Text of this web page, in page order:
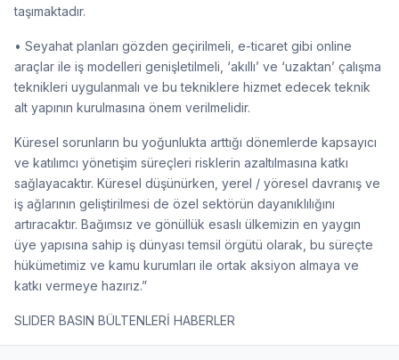
taşımaktadır.
• Seyahat planları gözden geçirilmeli, e-ticaret gibi online
araçlar ile iş modelleri genişletilmeli, ‘akıllı’ ve ‘uzaktan’ çalışma
teknikleri uygulanmalı ve bu tekniklere hizmet edecek teknik
alt yapının kurulmasına önem verilmelidir.
Küresel sorunların bu yoğunlukta arttığı dönemlerde kapsayıcı
ve katılımcı yönetişim süreçleri risklerin azaltılmasına katkı
sağlayacaktır. Küresel düşünürken, yerel / yöresel davranış ve
iş ağlarının geliştirilmesi de özel sektörün dayanıklılığını
artıracaktır. Bağımsız ve gönüllük esaslı ülkemizin en yaygın
üye yapısına sahip iş dünyası temsil örgütü olarak, bu süreçte
hükümetimiz ve kamu kurumları ile ortak aksiyon almaya ve
katkı vermeye hazırız.”
SLIDER BASIN BÜLTENLERİ HABERLER